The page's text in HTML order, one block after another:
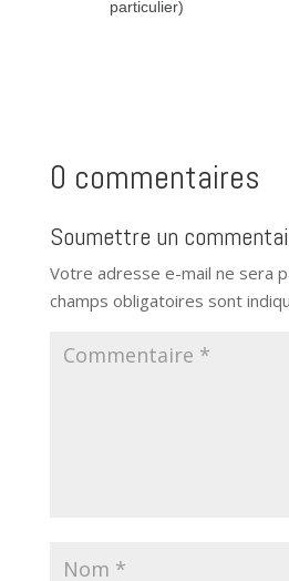
particulier)
0 commentaires
Soumettre un
Votre adresse e-mail ne sera
champs obligatoires sont